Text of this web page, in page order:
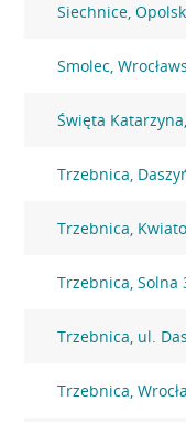
Siechnice,
Smolec,
Święta
Trzebnica,
Trzebnica,
Trzebnica, Solna
Trzebnica, ul.
Trzebnica,